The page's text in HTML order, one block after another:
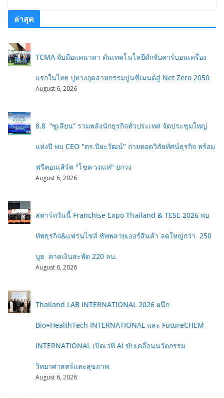
ล่าสุด
TCMA จับมือแคนาดา ดันเทคโนโลยีดักจับคาร์บอนเครื่อง
แรกในไทย ปูทางอุตสาหกรรมปูนซีเมนต์สู่ Net Zero 2050
August 6, 2026
8.8 “ซูเลียน” รวมพลังนักธุรกิจทั่วประเทศ จัดประชุมใหญ่
แห่งปี พบ CEO "ดร.ปิยะวัฒน์" ถ่ายทอดวิสัยทัศน์ธุรกิจ พร้อม
ฟรีคอนเสิร์ต "โชค รถแห่" ยกวง
August 6, 2026
สตาร์ทวันนี้ Franchise Expo Thailand & TESE 2026 พบ
ทัพธุรกิจ&แฟรนไชส์ ซัพพลายเออร์สินค้า ลดใหญ่กว่า 250
บูธ คาดเงินสะพัด 220 ลบ.
August 6, 2026
Thailand LAB INTERNATIONAL 2026 ผนึก
Bio+HealthTech INTERNATIONAL และ FutureCHEM
INTERNATIONAL เปิดเวที AI ขับเคลื่อนนวัตกรรม
วิทยาศาสตร์และสุขภาพ
August 6, 2026